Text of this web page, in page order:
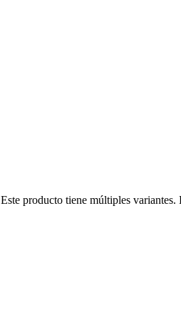
Este producto tiene múltiples